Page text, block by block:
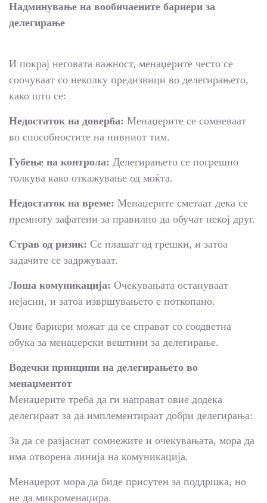
Надминување на вообичаените бариери за
делегирање
И покрај неговата важност, менаџерите често се
соочуваат со неколку предизвици во делегирањето,
како што се:
Недостаток на доверба: Менаџерите се сомневаат
во способностите на нивниот тим.
Губење на контрола: Делегирањето се погрешно
толкува како откажување од моќта.
Недостаток на време: Менаџерите сметаат дека се
премногу зафатени за правилно да обучат некој друг.
Страв од ризик: Се плашат од грешки, и затоа
задачите се задржуваат.
Лоша комуникација: Очекувањата остануваат
нејасни, и затоа извршувањето е поткопано.
Овие бариери можат да се справат со соодветна
обука за менаџерски вештини за делегирање.
Водечки принципи на делегирањето во
менаџментот
Менаџерите треба да ги направат овие додека
делегираат за да имплементираат добри делегирања:
За да се разјаснат сомнежите и очекувањата, мора да
има отворена линија на комуникација.
Менаџерот мора да биде присутен за поддршка, но
не да микроменаџира.